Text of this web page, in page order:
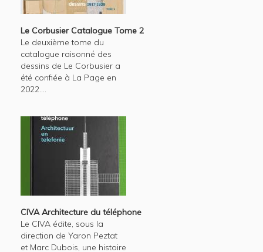
Le Corbusier Catalogue Tome 2
Le deuxième tome du
catalogue raisonné des
dessins de Le Corbusier a
été confiée à La Page en
2022....
CIVA Architecture du téléphone
Le CIVA édite, sous la
direction de Yaron Peztat
et Marc Dubois, une histoire